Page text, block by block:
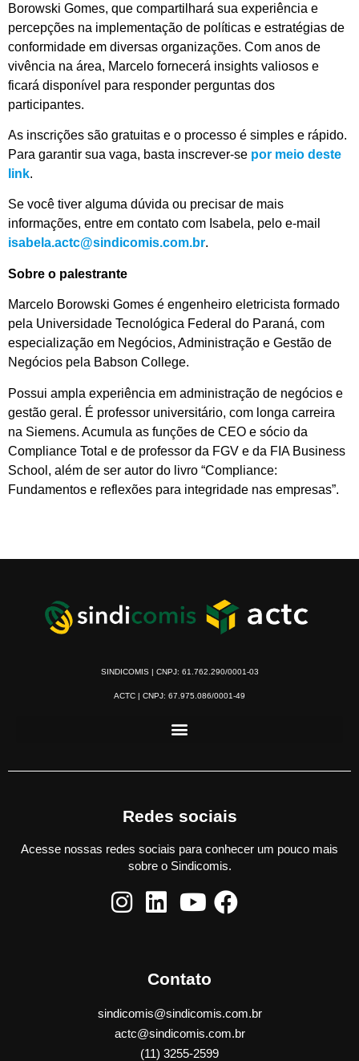
Borowski Gomes, que compartilhará sua experiência e
percepções na implementação de políticas e estratégias de
conformidade em diversas organizações. Com anos de
vivência na área, Marcelo fornecerá insights valiosos e
ficará disponível para responder perguntas dos
participantes.
As inscrições são gratuitas e o processo é simples e rápido.
Para garantir sua vaga, basta inscrever-se por meio deste
link.
Se você tiver alguma dúvida ou precisar de mais
informações, entre em contato com Isabela, pelo e-mail
isabela.actc@sindicomis.com.br.
Sobre o palestrante
Marcelo Borowski Gomes é engenheiro eletricista formado
pela Universidade Tecnológica Federal do Paraná, com
especialização em Negócios, Administração e Gestão de
Negócios pela Babson College.
Possui ampla experiência em administração de negócios e
gestão geral. É professor universitário, com longa carreira
na Siemens. Acumula as funções de CEO e sócio da
Compliance Total e de professor da FGV e da FIA Business
School, além de ser autor do livro “Compliance:
Fundamentos e reflexões para integridade nas empresas”.
SINDICOMIS | CNPJ: 61.762.290/0001-03
ACTC | CNPJ: 67.975.086/0001-49
Redes sociais
Acesse nossas redes sociais para conhecer um pouco mais
sobre o Sindicomis.
Contato
sindicomis@sindicomis.com.br
actc@sindicomis.com.br
(11) 3255-2599